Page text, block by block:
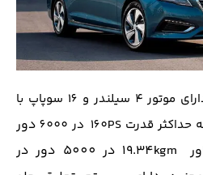
هیوندای سوناتا هیبریدی داراى موتور ٤ سيلندر و 16 سوپاپ با
دور
در دقیقه و حداکثر گشتاور 19.34kgm در 5000 دور در